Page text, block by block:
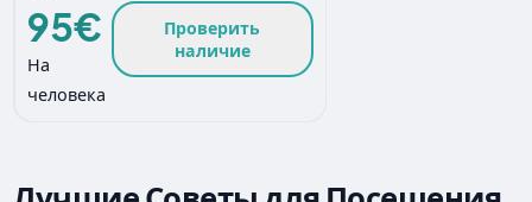
95€
На
человека
Проверить
наличие